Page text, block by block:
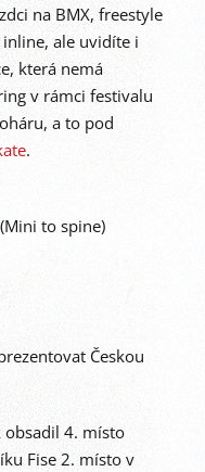
na BMX, freestyle
ale uvidíte i
která nemá
v rámci festivalu
a to pod
.
to spine)
Českou
4. místo
Fise 2. místo v